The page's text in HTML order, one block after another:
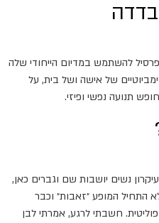
להשתמש במדיום הייחודי שלה
של אישה ושל בית, על
תנועה נפשי ופיזי.
נשים יושבות שם וגברים כאן,
התחיל המופע ״זאבות״ וכבר
חשבתי לרגע, אמרתי לבן